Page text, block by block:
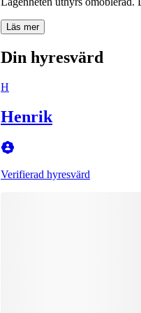
Läs mer
Din hyresvärd
H
Henrik
Verifierad hyresvärd